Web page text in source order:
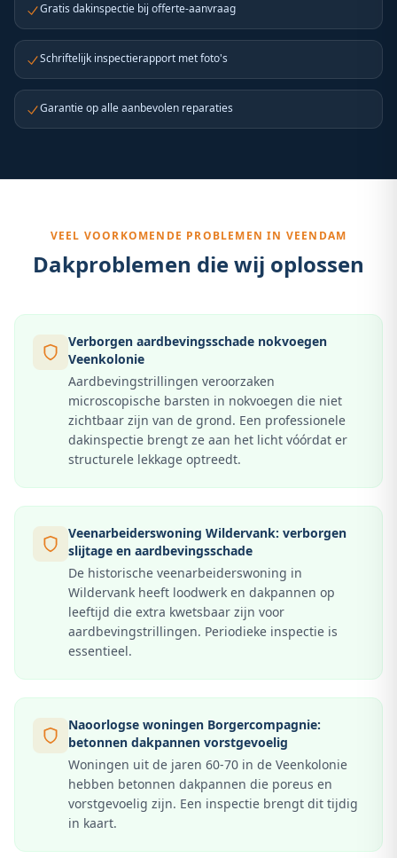
Gratis dakinspectie bij offerte-aanvraag
Schriftelijk inspectierapport met foto's
Garantie op alle aanbevolen reparaties
VEEL VOORKOMENDE PROBLEMEN IN VEENDAM
Dakproblemen die wij oplossen
Verborgen aardbevingsschade nokvoegen
Veenkolonie
Aardbevingstrillingen veroorzaken
microscopische barsten in nokvoegen die niet
zichtbaar zijn van de grond. Een professionele
dakinspectie brengt ze aan het licht vóórdat er
structurele lekkage optreedt.
Veenarbeiderswoning Wildervank: verborgen
slijtage en aardbevingsschade
De historische veenarbeiderswoning in
Wildervank heeft loodwerk en dakpannen op
leeftijd die extra kwetsbaar zijn voor
aardbevingstrillingen. Periodieke inspectie is
essentieel.
Naoorlogse woningen Borgercompagnie:
betonnen dakpannen vorstgevoelig
Woningen uit de jaren 60-70 in de Veenkolonie
hebben betonnen dakpannen die poreus en
vorstgevoelig zijn. Een inspectie brengt dit tijdig
in kaart.